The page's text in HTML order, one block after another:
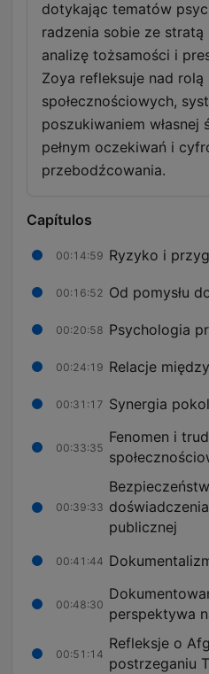
dotykając tematów
radzenia sobie ze
analizę tożsamości i
Zoya refleksuje nad rolą
społecznościowych,
poszukiwaniem własnej
pełnym oczekiwań i
przebodźcowania.
Capítulos
00:14:59 Ryzyko i
00:16:52 Od pomysłu
00:20:58 Psychologia
00:24:19 Relacje
00:31:17 Synergia
00:33:35
Fenomen i
00:39:33
publicznej
00:41:44
00:48:30
perspektywa
00:51:14
Refleksje o
postrzeganiu